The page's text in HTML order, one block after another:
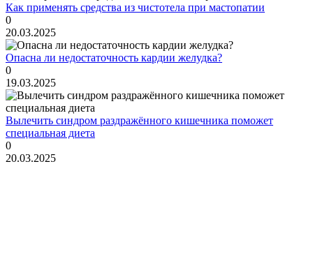
Как применять средства из чистотела при мастопатии
0
20.03.2025
Опасна ли недостаточность кардии желудка?
0
19.03.2025
Вылечить синдром раздражённого кишечника поможет
специальная диета
0
20.03.2025